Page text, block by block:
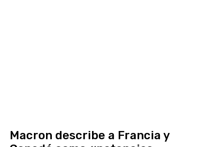
Macron describe a Francia y